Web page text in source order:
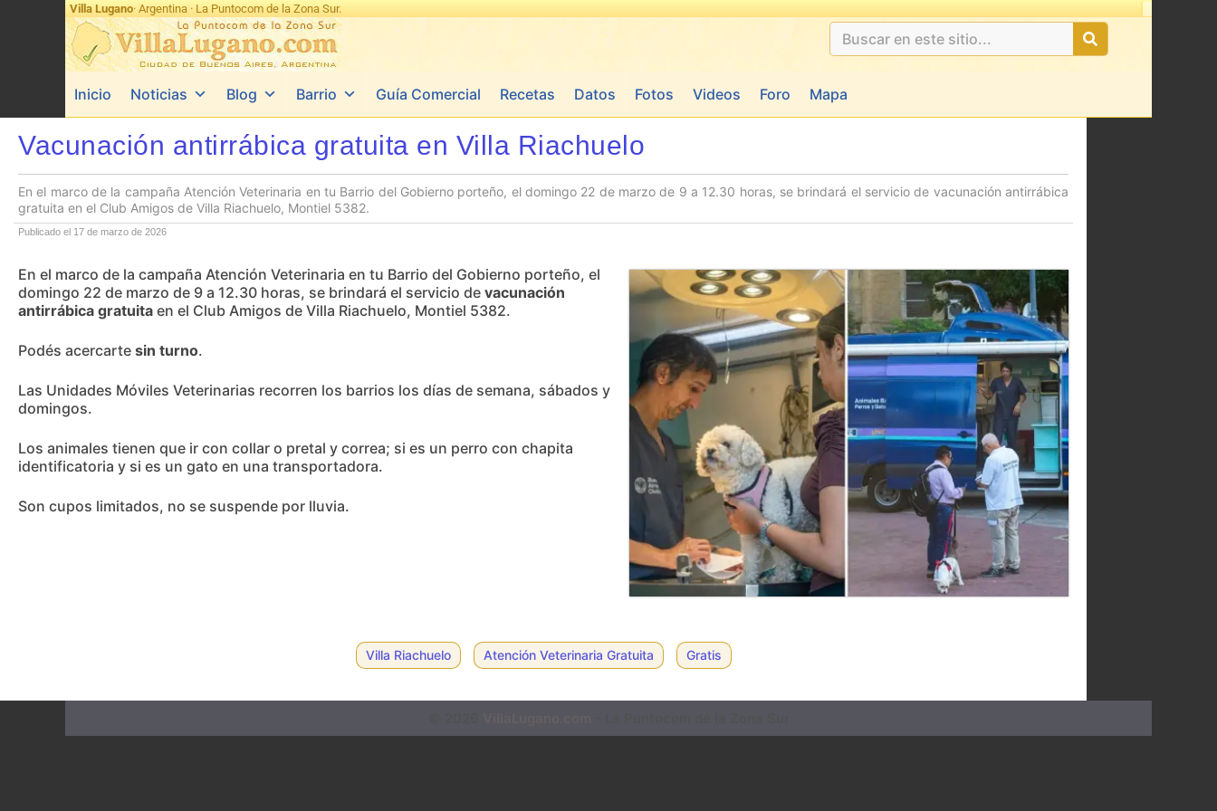
Villa Lugano· Argentina · La Puntocom de la Zona Sur.
Inicio Noticias Blog Barrio Guía Comercial Recetas Datos Fotos Videos Foro Mapa
Vacunación antirrábica gratuita en Villa Riachuelo
En el marco de la campaña Atención Veterinaria en tu Barrio del Gobierno porteño, el domingo 22 de marzo de 9 a 12.30 horas, se brindará el servicio de vacunación antirrábica
gratuita en el Club Amigos de Villa Riachuelo, Montiel 5382.
Publicado el 17 de marzo de 2026
En el marco de la campaña Atención Veterinaria en tu Barrio del Gobierno porteño, el
domingo 22 de marzo de 9 a 12.30 horas, se brindará el servicio de vacunación
antirrábica gratuita en el Club Amigos de Villa Riachuelo, Montiel 5382.
Podés acercarte sin turno.
Las Unidades Móviles Veterinarias recorren los barrios los días de semana, sábados y
domingos.
Los animales tienen que ir con collar o pretal y correa; si es un perro con chapita
identificatoria y si es un gato en una transportadora.
Son cupos limitados, no se suspende por lluvia.
Villa Riachuelo Atención Veterinaria Gratuita Gratis